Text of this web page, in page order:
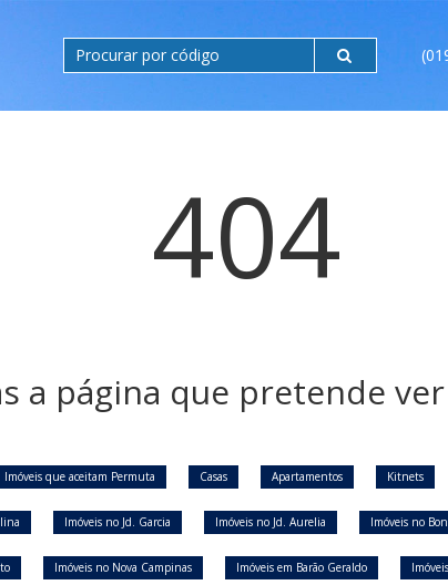
404
a página que pretende
Imóveis que aceitam Permuta Casas Apartamentos Kitnets
Imóveis no Jd. Garcia Imóveis no Jd. Aurelia Imóveis no
Imóveis no Nova Campinas Imóveis em Barão Geraldo